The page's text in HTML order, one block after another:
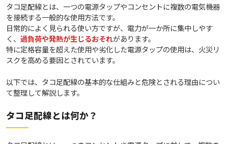
タコ足配線とは、一つの電源タップやコンセントに複数の電気機器
を接続する一般的な使用方法です。
日常的によく見られる使い方ですが、電力が一か所に集中しやす
く、 過負荷や発熱が生じるおそれがあります。
特に定格容量を超えた使用や劣化した電源タップの使用は、火災リ
スクを高める要因とされています。
以下では、タコ足配線の基本的な仕組みと危険とされる理由につい
て整理して解説します。
タコ足配線とは何か？